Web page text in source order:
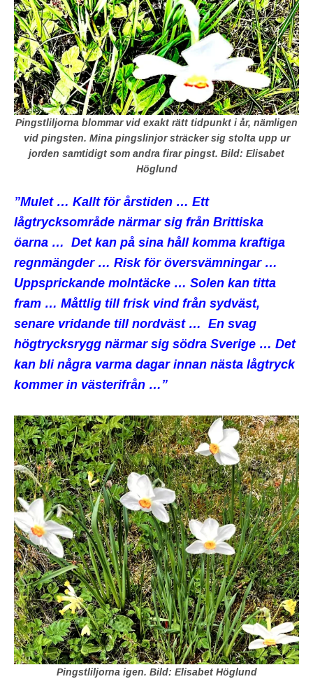
Pingstliljorna blommar vid exakt rätt tidpunkt i år, nämligen
vid pingsten. Mina pingslinjor sträcker sig stolta upp ur
jorden samtidigt som andra firar pingst. Bild: Elisabet
Höglund
”Mulet … Kallt för årstiden … Ett
lågtrycksområde närmar sig från Brittiska
öarna … Det kan på sina håll komma kraftiga
regnmängder … Risk för översvämningar …
Uppsprickande molntäcke … Solen kan titta
fram … Måttlig till frisk vind från sydväst,
senare vridande till nordväst … En svag
högtrycksrygg närmar sig södra Sverige … Det
kan bli några varma dagar innan nästa lågtryck
kommer in västerifrån …”
Pingstliljorna igen. Bild: Elisabet Höglund